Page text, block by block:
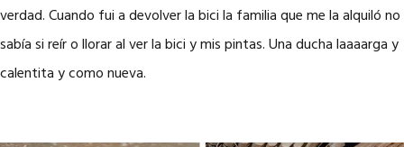
verdad. Cuando fui a devolver la bici la familia que me la alquiló no
sabía si reír o llorar al ver la bici y mis pintas. Una ducha laaaarga y
calentita y como nueva.